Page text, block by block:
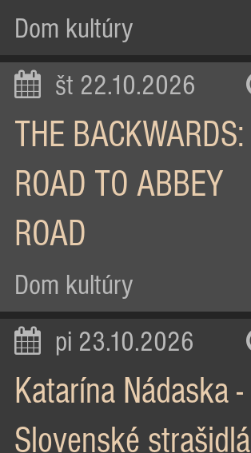
Dom kultúry
št 22.10.2026
THE BACKWARDS:
ROAD TO ABBEY
ROAD
Dom kultúry
pi 23.10.2026
Katarína Nádaska -
Slovenské strašidlá